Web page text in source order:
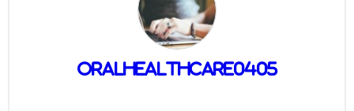
oralhealthcare0405